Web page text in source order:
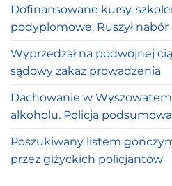
Dofinansowane kursy,
podyplomowe. Ruszył
Wyprzedzał na podwójnej
sądowy zakaz prowadzenia
Dachowanie w
alkoholu. Policja
Poszukiwany listem
przez giżyckich policjantów